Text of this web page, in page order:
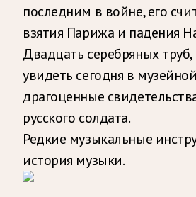
последним в войне, его
взятия Парижа и падения
Двадцать серебряных
увидеть сегодня в
драгоценные
русского солдата.
Редкие музыкальные
история музыки.